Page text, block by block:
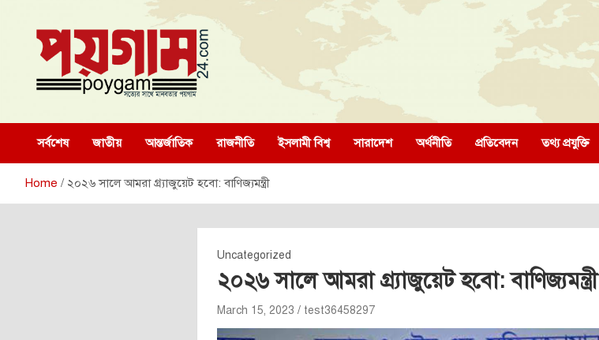
content
poygam24.com
সর্বশেষ জাতীয় আন্তর্জাতিক রাজনীতি ইসলামী বিশ্ব সারাদেশ অর্থনীতি প্রতিবেদন তথ্য প্রযুক্তি
Home ২০২৬ সালে আমরা গ্র্যাজুয়েট হবো: বাণিজ্যমন্ত্রী
Uncategorized
২০২৬ সালে আমরা গ্র্যাজুয়েট হবো: বাণিজ্যমন্ত্রী
March 15, 2023 test36458297